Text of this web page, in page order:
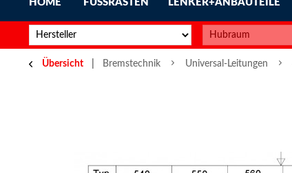
HOME FUSSRASTEN LENKER+ANBAUTEILE
Übersicht Bremstechnik Universal-Leitungen